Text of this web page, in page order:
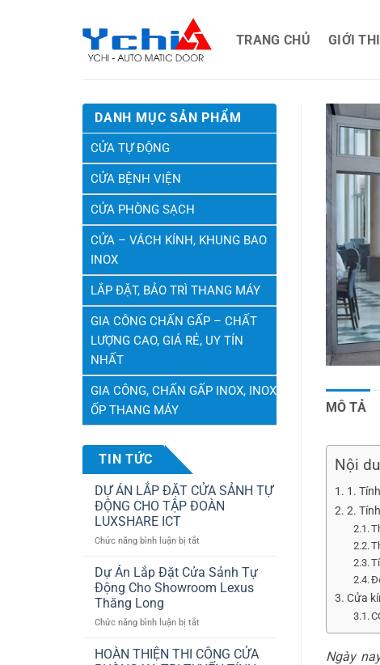
TRANG CHỦ GIỚI
DANH MỤC SẢN PHẨM
CỬA TỰ ĐỘNG
CỬA BỆNH VIỆN
CỬA PHÒNG SẠCH
CỬA – VÁCH KÍNH, KHUNG BAO
INOX
LẮP ĐẶT, BẢO TRÌ THANG MÁY
GIA CÔNG CHẤN GẤP – CHẤT
LƯỢNG CAO, GIÁ RẺ, UY TÍN
NHẤT
GIA CÔNG, CHẤN GẤP INOX, INOX
ỐP THANG MÁY
TIN TỨC
DỰ ÁN LẮP ĐẶT CỬA SẢNH TỰ
ĐỘNG CHO TẬP ĐOÀN
LUXSHARE ICT
Chức năng bình luận bị tắt
ÁN
ĐẶT
SẢNH
ĐỘNG
Dự Án Lắp Đặt Cửa Sảnh Tự
Động Cho Showroom Lexus
Thăng Long
Chức năng bình luận bị tắt
Án
HOÀN THIỆN THI CÔNG CỬA
MÔ TẢ
Nội
1.
2.
Cửa
Ngày